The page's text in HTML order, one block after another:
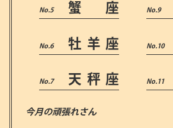
蟹 座
牡羊座
天秤座
今月の頑張れさん